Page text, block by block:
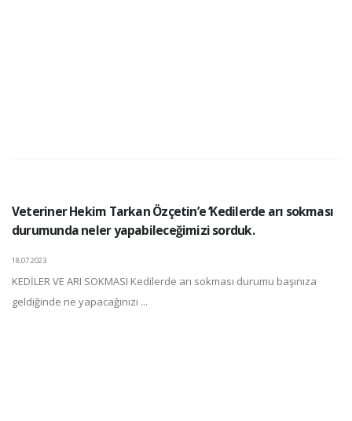
Veteriner Hekim Tarkan Özçetin’e ‘Kedilerde arı sokması
durumunda neler yapabileceğimizi sorduk.
18.07.2023
KEDİLER VE ARI SOKMASI Kedilerde arı sokması durumu başınıza
geldiğinde ne yapacağınızı ...